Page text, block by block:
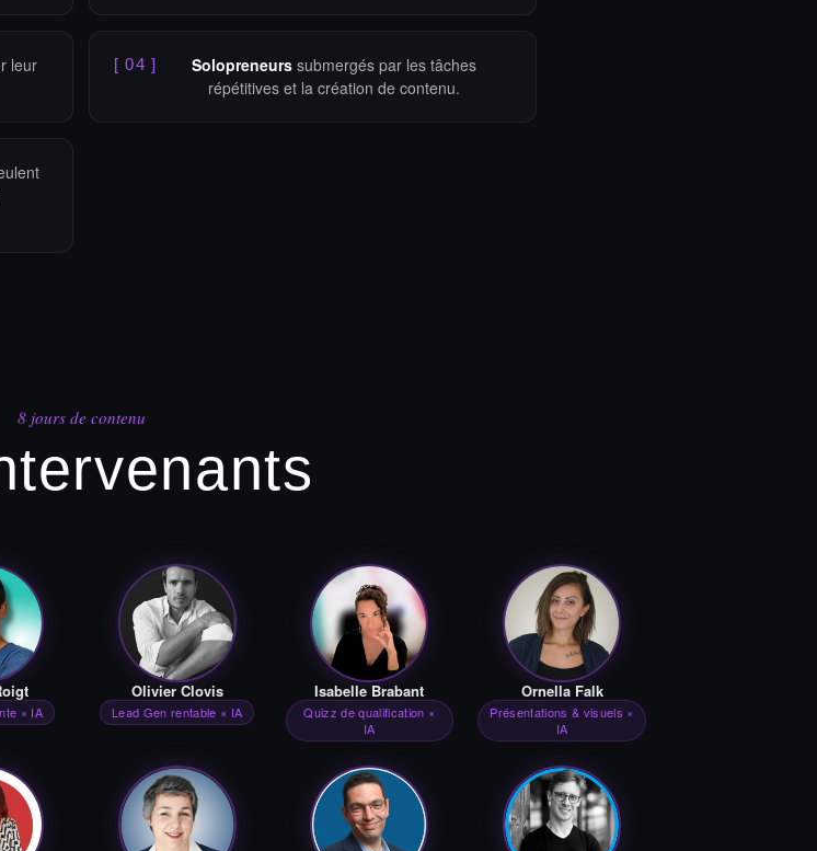
leur
[ 04 ] Solopreneurs submergés par les tâches
répétitives et la création de contenu.
8 jours de contenu
× IA
Olivier Clovis
Lead Gen rentable × IA
Isabelle Brabant
Quizz de qualification ×
IA
Ornella Falk
Présentations & visuels ×
IA